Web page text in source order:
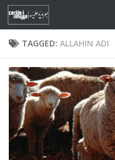
Skip to content
TAGGED: ALLAHIN ADI